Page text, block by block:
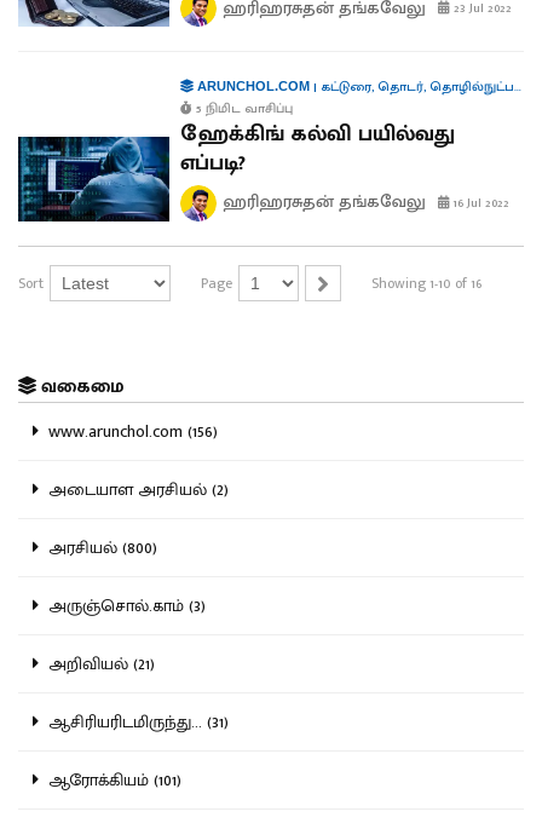
ஹரிஹரசுதன் தங்கவேலு 23 Jul 2022
ARUNCHOL.COM| கட்டுரை,தொடர்,தொழில்நுட்பம்
5 நிமிட வாசிப்பு
ஹேக்கிங் கல்வி பயில்வது
எப்படி?
ஹரிஹரசுதன் தங்கவேலு 16 Jul 2022
Sort Page Showing 1-10 of 16
வகைமை
www.arunchol.com (156)
அடையாள அரசியல் (2)
அரசியல் (800)
அருஞ்சொல்.காம் (3)
அறிவியல் (21)
ஆசிரியரிடமிருந்து... (31)
ஆரோக்கியம் (101)